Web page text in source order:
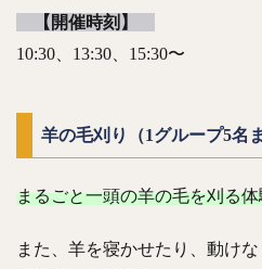
【開催時刻】
10:30、13:30、15:30〜
羊の毛刈り（1グループ5名
まるごと一頭の羊の毛を刈る
また、羊を寝かせたり、動け